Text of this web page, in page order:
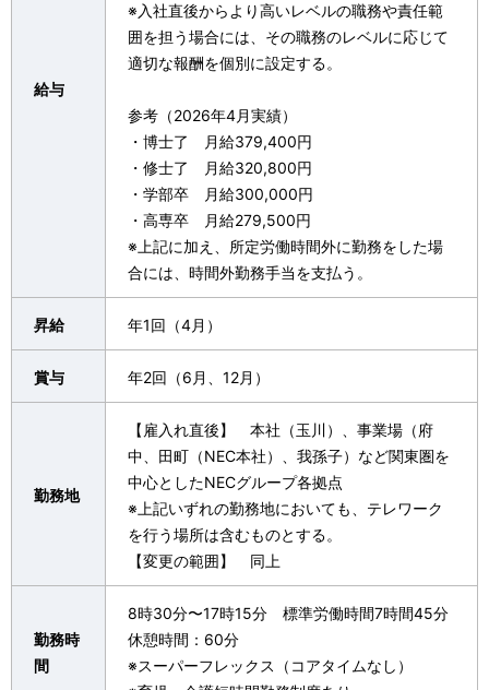
給与
※入社直後からより高いレベルの職務や責任範
囲を担う場合には、その職務のレベルに応じて
適切な報酬を個別に設定する。
参考（2026年4月実績）
・博士了 月給379,400円
・修士了 月給320,800円
・学部卒 月給300,000円
・高専卒 月給279,500円
※上記に加え、所定労働時間外に勤務をした場
合には、時間外勤務手当を支払う。
昇給 年1回（4月）
賞与 年2回（6月、12月）
勤務地
【雇入れ直後】 本社（玉川）、事業場（府
中、田町（NEC本社）、我孫子）など関東圏を
中心としたNECグループ各拠点
※上記いずれの勤務地においても、テレワーク
を行う場所は含むものとする。
【変更の範囲】 同上
勤務時
間
8時30分〜17時15分 標準労働時間7時間45分
休憩時間：60分
※スーパーフレックス（コアタイムなし）